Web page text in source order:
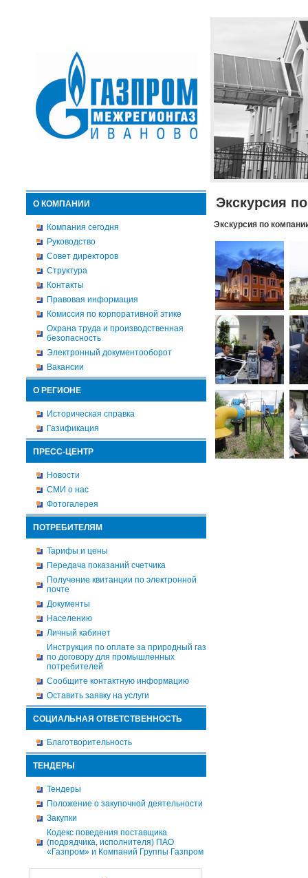
О КОМПАНИИ
Компания сегодня
Руководство
Совет директоров
Структура
Контакты
Правовая информация
Комиссия по корпоративной этике
Охрана труда и производственная
безопасность
Электронный документооборот
Вакансии
О РЕГИОНЕ
Историческая справка
Газификация
ПРЕСС-ЦЕНТР
Новости
СМИ о нас
Фотогалерея
ПОТРЕБИТЕЛЯМ
Тарифы и цены
Передача показаний счетчика
Получение квитанции по электронной
почте
Документы
Населению
Личный кабинет
Инструкция по оплате за природный газ
по договору для промышленных
потребителей
Сообщите контактную информацию
Оставить заявку на услуги
СОЦИАЛЬНАЯ ОТВЕТСТВЕННОСТЬ
Благотворительность
ТЕНДЕРЫ
Тендеры
Положение о закупочной деятельности
Закупки
Кодекс поведения поставщика
(подрядчика, исполнителя) ПАО
«Газпром» и Компаний Группы Газпром
Экскурсия
Экскурсия по